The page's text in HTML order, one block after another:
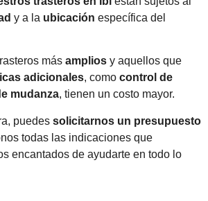
y a la ubicación específica del
más amplios y aquellos que
adicionales, como control de
mudanza, tienen un costo mayor.
puedes solicitarnos un presupuesto
todas las indicaciones que
encantados de ayudarte en todo lo